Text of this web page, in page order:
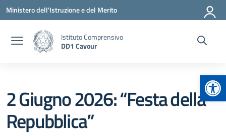
Vai ai contenuti
Vai al menu di navigazione
Vai al footer
Ministero dell'Istruzione e del Merito
Istituto Comprensivo
DD1 Cavour
2 Giugno 2026: “Festa della
Repubblica”